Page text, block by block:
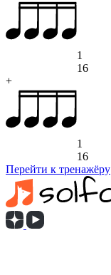
1
16
+
1
16
Перейти к тренажёру